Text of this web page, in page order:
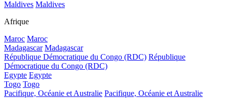
Maldives Maldives
Afrique
Maroc Maroc
Madagascar Madagascar
République Démocratique du Congo (RDC) République
Démocratique du Congo (RDC)
Egypte Egypte
Togo Togo
Pacifique, Océanie et Australie Pacifique, Océanie et Australie